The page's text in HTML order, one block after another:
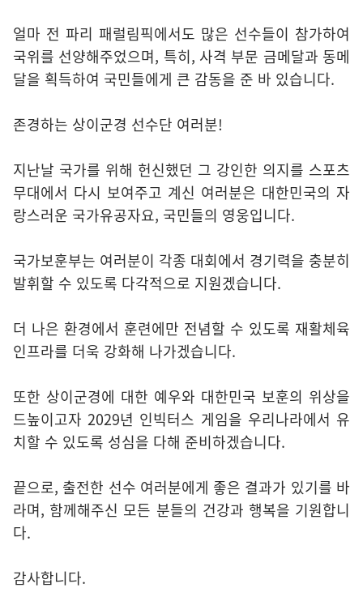
얼마 전 파리 패럴림픽에서도 많은 선수들이 참가하여
국위를 선양해주었으며, 특히, 사격 부문 금메달과 동메
달을 획득하여 국민들에게 큰 감동을 준 바 있습니다.
존경하는 상이군경 선수단 여러분!
지난날 국가를 위해 헌신했던 그 강인한 의지를 스포츠
무대에서 다시 보여주고 계신 여러분은 대한민국의 자
랑스러운 국가유공자요, 국민들의 영웅입니다.
국가보훈부는 여러분이 각종 대회에서 경기력을 충분히
발휘할 수 있도록 다각적으로 지원겠습니다.
더 나은 환경에서 훈련에만 전념할 수 있도록 재활체육
인프라를 더욱 강화해 나가겠습니다.
또한 상이군경에 대한 예우와 대한민국 보훈의 위상을
드높이고자 2029년 인빅터스 게임을 우리나라에서 유
치할 수 있도록 성심을 다해 준비하겠습니다.
끝으로, 출전한 선수 여러분에게 좋은 결과가 있기를 바
라며, 함께해주신 모든 분들의 건강과 행복을 기원합니
다.
감사합니다.